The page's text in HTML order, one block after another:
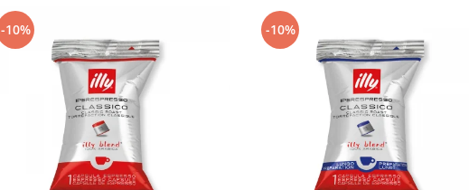
-10% -10%